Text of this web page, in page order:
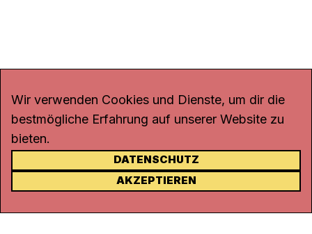
KONTAKT
Rohrerstrasse 20
Wir verwenden Cookies und Dienste, um dir die
bestmögliche Erfahrung auf unserer Website zu
bieten.
DATENSCHUTZ
AKZEPTIEREN